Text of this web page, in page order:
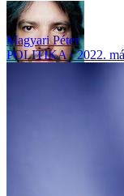
Magyari Péter
POLITIKA
2022.